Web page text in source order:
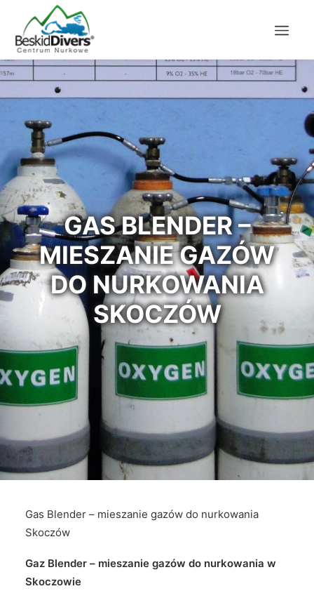
GAS BLENDER –
MIESZANIE GAZÓW
DO NURKOWANIA
SKOCZÓW
Gas Blender – mieszanie gazów do nurkowania
Skoczów
Gaz Blender – mieszanie gazów do nurkowania w
Skoczowie